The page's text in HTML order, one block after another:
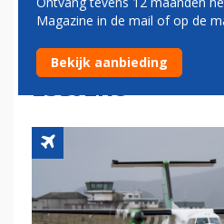
GRONINGEN
OOK
ESBJERG
Magazine in de mail of op de
Bekijk aanbieding